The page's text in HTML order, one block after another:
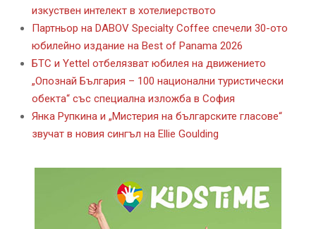
изкуствен интелект в хотелиерството
Партньор на DABOV Specialty Coffee спечели 30-ото
юбилейно издание на Best of Panama 2026
БТС и Yettel отбелязват юбилея на движението
„Опознай България – 100 национални туристически
обекта“ със специална изложба в София
Янка Рупкина и „Мистерия на българските гласове“
звучат в новия сингъл на Ellie Goulding